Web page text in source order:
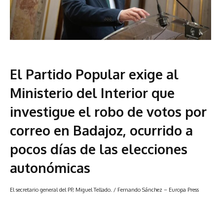
El Partido Popular exige al
Ministerio del Interior que
investigue el robo de votos por
correo en Badajoz, ocurrido a
pocos días de las elecciones
autonómicas
El secretario general del PP, Miguel Tellado. / Fernando Sánchez – Europa Press